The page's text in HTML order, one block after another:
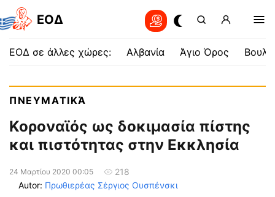
EOΔ
ΕΟΔ σε άλλες χώρες: Αλβανία Άγιο Όρος
ΠΝΕΥΜΑΤΙΚΆ
Κοροναϊός ως δοκιμασία πίστης
και πιστότητας στην Εκκλησία
24 Μαρτίου 2020 00:05
218
Autor: Πρωθιερέας Σέργιος Ουσπένσκι